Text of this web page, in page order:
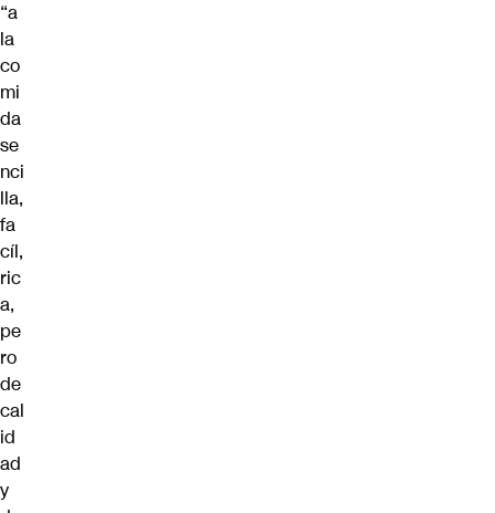
“a
la
co
mi
da
se
nci
lla,
fa
cíl,
ric
a,
pe
ro
de
cal
id
ad
y